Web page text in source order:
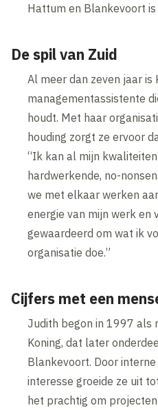
Hattum en Blankevoort
De spil van Zuid
Al meer dan zeven jaar is
managementassistente
houdt. Met haar
houding zorgt ze ervoor
“Ik kan al mijn
hardwerkende, no-
we met elkaar werken
energie van mijn werk en
gewaardeerd om wat ik
organisatie doe.”
Cijfers met een
Judith begon in 1997 als
Koning, dat later
Blankevoort. Door
interesse groeide ze uit
het prachtig om